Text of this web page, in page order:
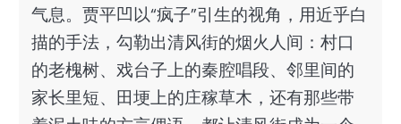
气息。贾平凹以“疯子”引生的视角，用近乎白
描的手法，勾勒出清风街的烟火人间：村口
的老槐树、戏台子上的秦腔唱段、邻里间的
家长里短、田埂上的庄稼草木，还有那些带